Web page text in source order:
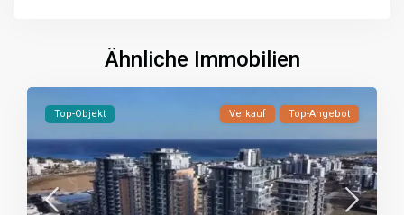
Ähnliche Immobilien
Top-Objekt Verkauf Top-Angebot